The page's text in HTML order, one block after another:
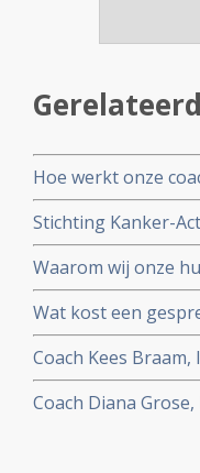
Hoe werkt onze
Stichting Kanker-
kanker.
Waarom wij onze
Wat kost een
Coach Kees
Coach Diana